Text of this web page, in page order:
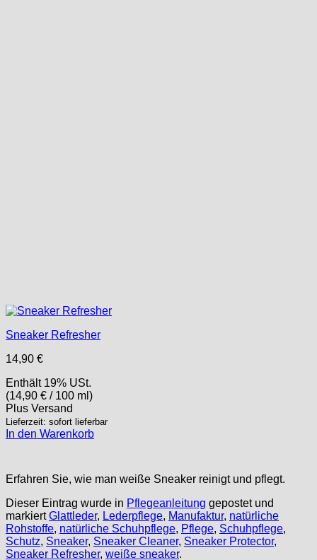
Sneaker Refresher
14,90 €
Enthält 19% USt.
(14,90 € / 100 ml)
Plus Versand
Lieferzeit: sofort lieferbar
In den Warenkorb
Erfahren Sie, wie man weiße Sneaker reinigt und pflegt.
Dieser Eintrag wurde in Pflegeanleitung gepostet und
markiertGlattleder, Lederpflege, Manufaktur, natürliche
Rohstoffe, natürliche Schuhpflege, Pflege, Schuhpflege,
Schutz, Sneaker, Sneaker Cleaner, Sneaker Protector,
Sneaker Refresher, weiße sneaker.